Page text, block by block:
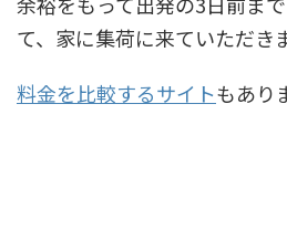
て、家に集荷に来ていただき
料金を比較するサイトもあり